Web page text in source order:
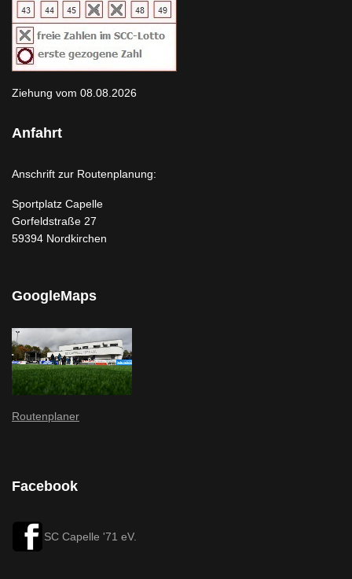
Ziehung vom 08.08.2026
Anfahrt
Anschrift zur Routenplanung:
Sportplatz Capelle
Gorfeldstraße 27
59394 Nordkirchen
GoogleMaps
Routenplaner
Facebook
SC Capelle '71 eV.